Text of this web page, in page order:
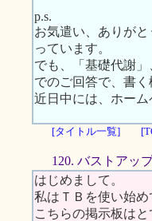
p.s.
お気遣い、ありが
っています。
でも、「基礎代謝
でのご回答で、書く
近日中には、ホー
[タイトル一覧]
120. バストアッ
はじめまして。
私はＴＢを使い始め
こちらの掲示板は